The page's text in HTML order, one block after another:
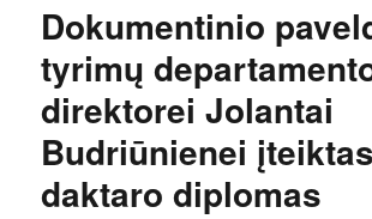
Dokumentinio
tyrimų
direktorei Jolantai
Budriūnienei įteiktas
daktaro diplomas